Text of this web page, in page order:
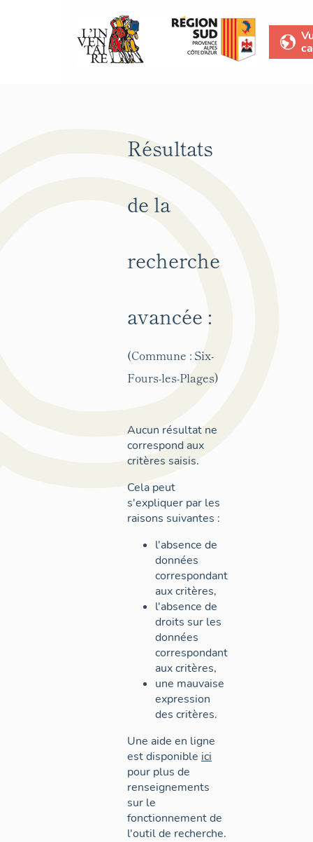
Résultats
de la
recherche
avancée :
(Commune : Six-
Fours-les-Plages)
Aucun résultat ne
correspond aux
critères saisis.
Cela peut
s'expliquer par les
raisons suivantes :
l'absence de
données
correspondant
aux critères,
l'absence de
droits sur les
données
correspondant
aux critères,
une mauvaise
expression
des critères.
Une aide en ligne
est disponible ici
pour plus de
renseignements
sur le
fonctionnement de
l'outil de recherche.